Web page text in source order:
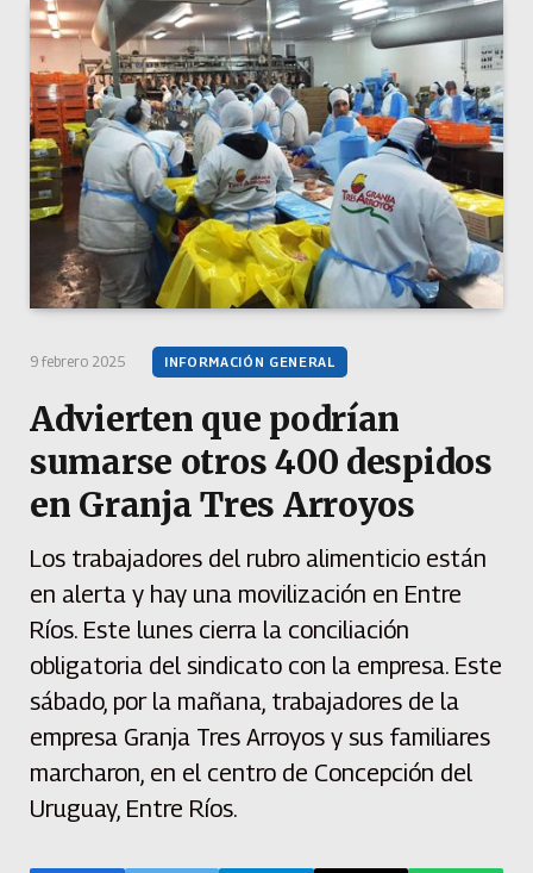
9 febrero 2025 INFORMACIÓN GENERAL
Advierten que podrían
sumarse otros 400 despidos
en Granja Tres Arroyos
Los trabajadores del rubro alimenticio están
en alerta y hay una movilización en Entre
Ríos. Este lunes cierra la conciliación
obligatoria del sindicato con la empresa. Este
sábado, por la mañana, trabajadores de la
empresa Granja Tres Arroyos y sus familiares
marcharon, en el centro de Concepción del
Uruguay, Entre Ríos.